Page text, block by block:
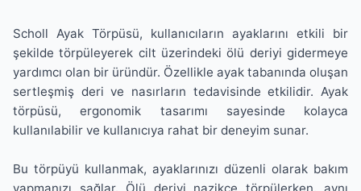
Scholl Ayak Törpüsü, kullanıcıların ayaklarını etkili bir
şekilde törpüleyerek cilt üzerindeki ölü deriyi gidermeye
yardımcı olan bir üründür. Özellikle ayak tabanında oluşan
sertleşmiş deri ve nasırların tedavisinde etkilidir. Ayak
törpüsü, ergonomik tasarımı sayesinde kolayca
kullanılabilir ve kullanıcıya rahat bir deneyim sunar.
Bu törpüyü kullanmak, ayaklarınızı düzenli olarak bakım